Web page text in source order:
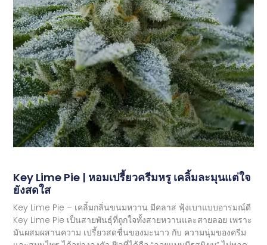
Key Lime Pie | หอมเปรี้ยวครีมหรู เคลิ้มละมุนแต่ใจ
ยังสดใส
Key Lime Pie – เคลิ้มกลิ่นขนมหวาน มีคลาส ฟุ้งเบาแบบอารมณ์ดี
Key Lime Pie เป็นสายพันธุ์ที่ถูกใจทั้งสายหวานและสายลอย เพราะ
มันผสมผสานความ เปรี้ยวสดชื่นของมะนาว กับ ความนุ่มของครีม